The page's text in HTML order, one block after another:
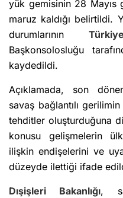
yük gemisinin 28 Mayıs
maruz kaldığı belirtildi.
durumlarınınTürkiye
Başkonsolosluğu
kaydedildi.
Açıklamada, son
savaş bağlantılı
tehditler oluşturduğuna
konusu gelişmelerin
ilişkin endişelerini ve
düzeyde ilettiği ifade
Dışişleri Bakanlığı,